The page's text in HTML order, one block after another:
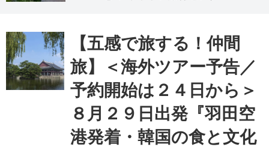
【五感で旅する！仲間
旅】＜海外ツアー予告／
予約開始は２４日から＞
８月２９日出発『羽田空
港発着・韓国の食と文化